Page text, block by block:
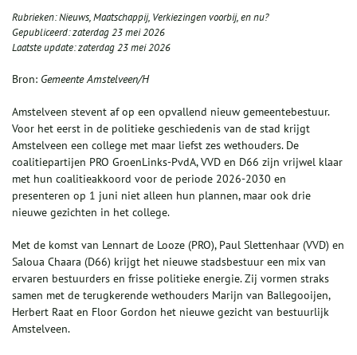
Rubrieken:Nieuws,Maatschappij, Verkiezingen voorbij, en nu?
Gepubliceerd:zaterdag 23 mei 2026
Laatste update:zaterdag 23 mei 2026
Bron: Gemeente Amstelveen/H
Amstelveen stevent af op een opvallend nieuw gemeentebestuur.
Voor het eerst in de politieke geschiedenis van de stad krijgt
Amstelveen een college met maar liefst zes wethouders. De
coalitiepartijen PRO GroenLinks-PvdA, VVD en D66 zijn vrijwel klaar
met hun coalitieakkoord voor de periode 2026-2030 en
presenteren op 1 juni niet alleen hun plannen, maar ook drie
nieuwe gezichten in het college.
Met de komst van Lennart de Looze (PRO), Paul Slettenhaar (VVD) en
Saloua Chaara (D66) krijgt het nieuwe stadsbestuur een mix van
ervaren bestuurders en frisse politieke energie. Zij vormen straks
samen met de terugkerende wethouders Marijn van Ballegooijen,
Herbert Raat en Floor Gordon het nieuwe gezicht van bestuurlijk
Amstelveen.